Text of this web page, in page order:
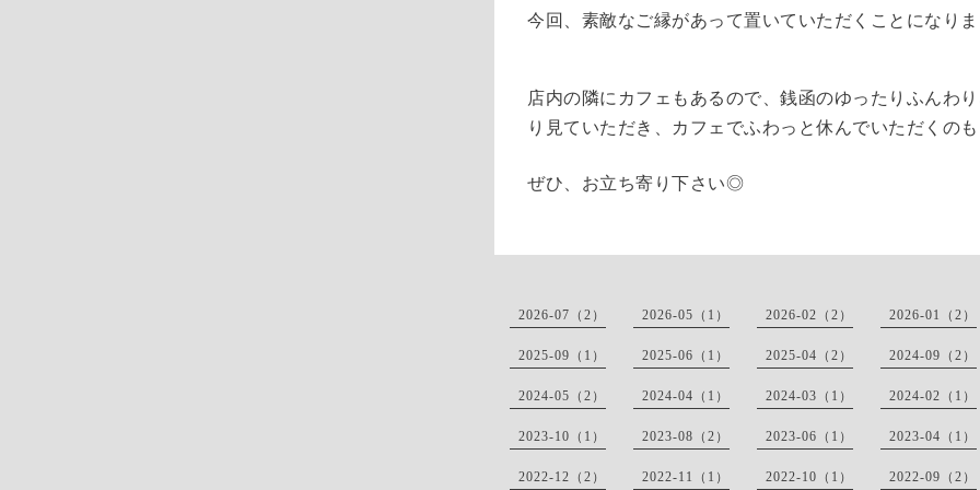
今回、素敵なご縁があって置いていただくことになり
店内の隣にカフェもあるので、銭函のゆったりふんわ
り見ていただき、カフェでふわっと休んでいただくの
ぜひ、お立ち寄り下さい◎
2026-07（2） 2026-05（1） 2026-02（2） 2026-01（2）
2025-09（1） 2025-06（1） 2025-04（2） 2024-09（2）
2024-05（2） 2024-04（1） 2024-03（1） 2024-02（1）
2023-10（1） 2023-08（2） 2023-06（1） 2023-04（1）
2022-12（2） 2022-11（1） 2022-10（1） 2022-09（2）